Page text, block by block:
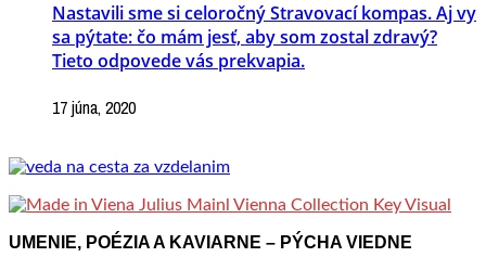
Nastavili sme si celoročný Stravovací kompas. Aj vy
sa pýtate: čo mám jesť, aby som zostal zdravý?
Tieto odpovede vás prekvapia.
17 júna, 2020
UMENIE, POÉZIA A KAVIARNE – PÝCHA VIEDNE